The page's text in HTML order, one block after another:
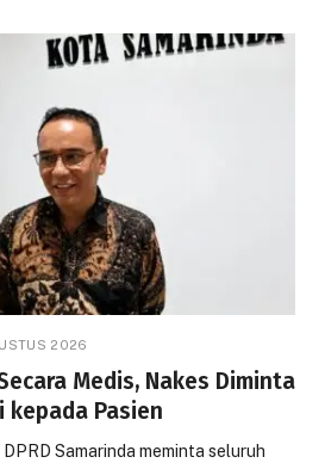
2026
Medis, Nakes Diminta
kepada Pasien
Samarinda meminta seluruh